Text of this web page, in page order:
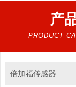
产
PRODUCT
倍加福传感器